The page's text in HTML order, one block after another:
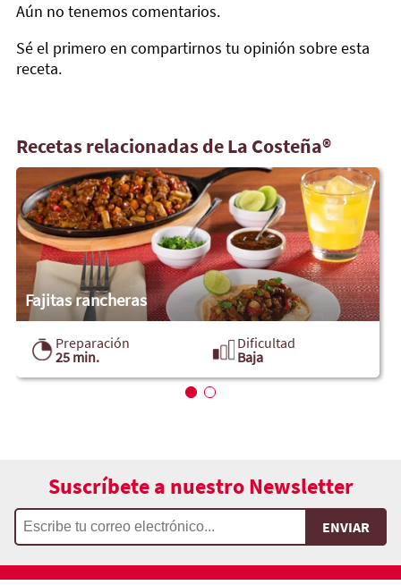
Aún no tenemos comentarios.
Sé el primero en compartirnos tu opinión sobre esta
receta.
Recetas relacionadas de La Costeña®
Fajitas rancheras
Preparación
25 min.
Dificultad
Baja
Suscríbete a nuestro Newsletter